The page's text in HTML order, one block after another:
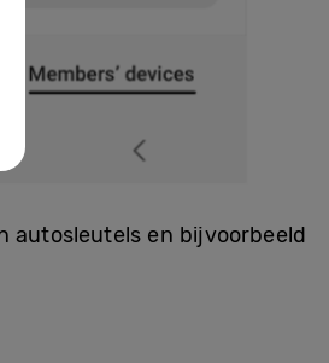
autosleutels en bijvoorbeeld